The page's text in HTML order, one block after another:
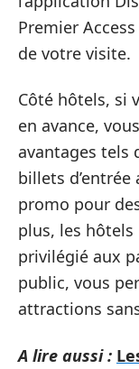
Premier
de votre visite.
Côté hôtels, si
en avance,
avantages tels
billets
promo pour
plus, les hôtels
privilégié aux
public, vous
attractions
A lire aussi :